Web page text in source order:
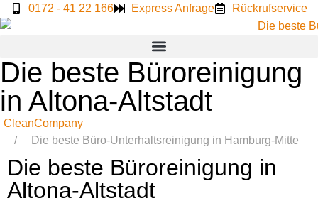
0172 - 41 22 166 Express Anfrage Rückrufservice
Die beste Büroreinigung
in Altona-Altstadt
CleanCompany
Die beste Büro-Unterhaltsreinigung in Hamburg-Mitte
Die beste Büroreinigung in
Altona-Altstadt